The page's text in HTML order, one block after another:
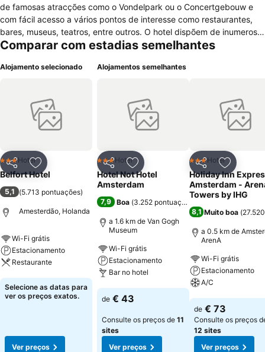
de famosas atracções como o Vondelpark ou o Concertgebouw e
com fácil acesso a vários pontos de interesse como restaurantes,
bares, museus, teatros, entre outros. O hotel dispõem de inumeros
confortáveis quartos, todos equipados com TV por satélite, Internet
passar roupa e berços quando solicitados. Quartos para não
seco. Para relaxar visite o museu Stedelijk, o museu Van Gogh ou o
museu Rijksmuseum, todos eles nas imediações do hotel. Quanto á
gastronomia o hotel apenas dispõem de serviço de pequeno almoço
Comparar com estadias semelhantes
Alojamento selecionado
PartilharAdicionar aos favoritos
3 Estrelas
Hotel
Belfort Hotel
5,1 (5.713 pontuações)
Amesterdão, Holanda
Wi-Fi grátis
Estacionamento
Restaurante
Ver preços
Selecione as datas para
ver os preços exatos.
Ver preços
Alojamentos semelhantes
PartilharAdicionar aos favoritos
3 Estrelas
Hotel
Hotel Not Hotel
Amsterdam
7,9 Boa (3.252 pontuações
a 1.6 km de Van Gogh
Museum
Wi-Fi grátis
Estacionamento
Bar no hotel
Ver preços
de € 43
Consulte os preços de 11
sites
Ver preços
Partilhar
3 Estrelas
Hotel
Holiday Inn
Amsterdam -
Towers by IHG
8,1 Muito boa (
a 0.5 km de
ArenA
Wi-Fi grátis
Estacionamento
A/C
Ver preços
de € 73
Consulte os preços
12 sites
Ver preços